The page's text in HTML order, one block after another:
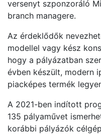
versenyt szponzoráló
branch managere.
Az érdeklődők
modellel vagy kész
hogy a pályázatban
évben készült, modern
piacképes termék
A 2021-ben indított
135 pályaművet
korábbi pályázók